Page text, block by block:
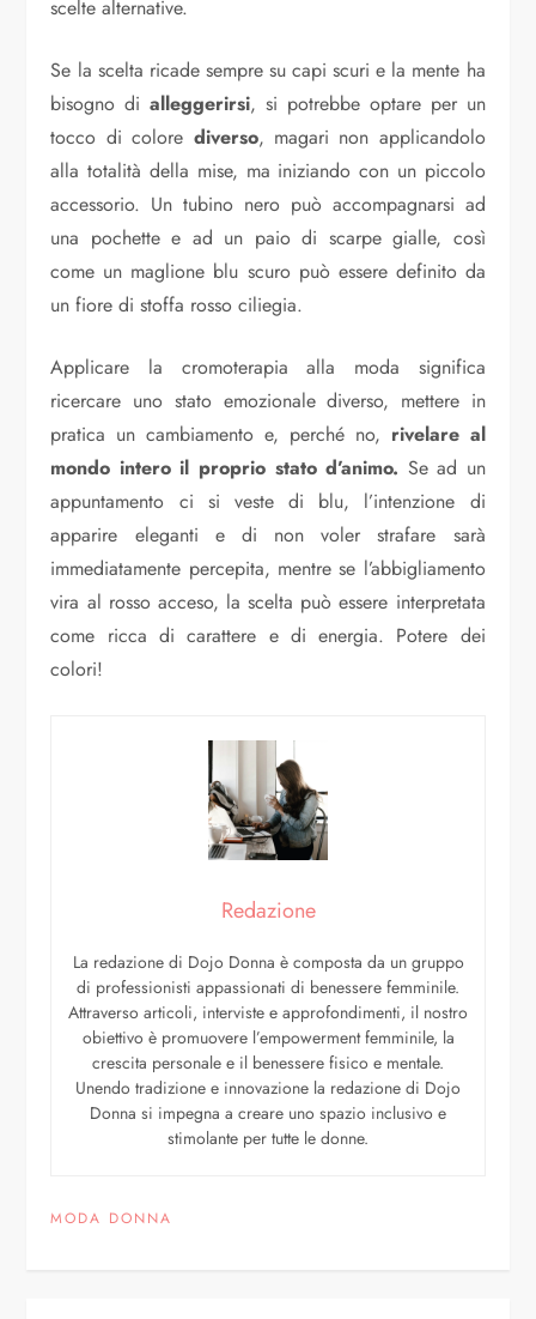
scelte alternative.
Se la scelta ricade sempre su capi scuri e la mente ha
bisogno dialleggerirsi, si potrebbe optare per un
tocco di colore diverso, magari non applicandolo
alla totalità della mise, ma iniziando con un piccolo
accessorio. Un tubino nero può accompagnarsi ad
una pochette e ad un paio di scarpe gialle, così
come un maglione blu scuro può essere definito da
un fiore di stoffa rosso ciliegia.
Applicare la cromoterapia alla moda significa
ricercare uno stato emozionale diverso, mettere in
pratica un cambiamento e, perché no, rivelare al
mondo intero il proprio stato d’animo. Se ad un
appuntamento ci si veste di blu, l’intenzione di
apparire eleganti e di non voler strafare sarà
immediatamente percepita, mentre se l’abbigliamento
vira al rosso acceso, la scelta può essere interpretata
come ricca di carattere e di energia. Potere dei
colori!
Redazione
La redazione di Dojo Donna è composta da un gruppo
di professionisti appassionati di benessere femminile.
Attraverso articoli, interviste e approfondimenti, il nostro
obiettivo è promuovere l’empowerment femminile, la
crescita personale e il benessere fisico e mentale.
Unendo tradizione e innovazione la redazione di Dojo
Donna si impegna a creare uno spazio inclusivo e
stimolante per tutte le donne.
MODA DONNA